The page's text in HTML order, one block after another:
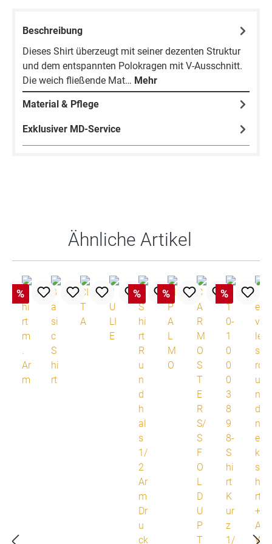
Beschreibung
Dieses Shirt überzeugt mit seiner dezenten Struktur
und dem entspannten Polokragen mit V-Ausschnitt.
Die weich fließende Mat… Mehr
Material & Pflege
Exklusiver MD-Service
Ähnliche Artikel
% % % %